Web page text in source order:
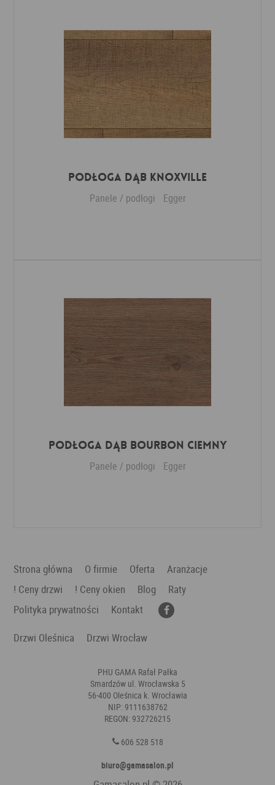
Podłoga Dąb Knoxville
Panele / podłogi Egger
Podłoga Dąb Bourbon ciemny
Panele / podłogi Egger
Strona główna O firmie Oferta
Aranżacje
! Ceny drzwi
! Ceny okien Blog
Raty
Polityka prywatności
Kontakt
Drzwi Oleśnica
Drzwi Wrocław
PHU GAMA Rafał Pałka
Smardzów ul. Wrocławska 5
56-400 Oleśnica k. Wrocławia
NIP: 9111638762
REGON: 932726215
606 528 518
biuro@gamasalon.pl